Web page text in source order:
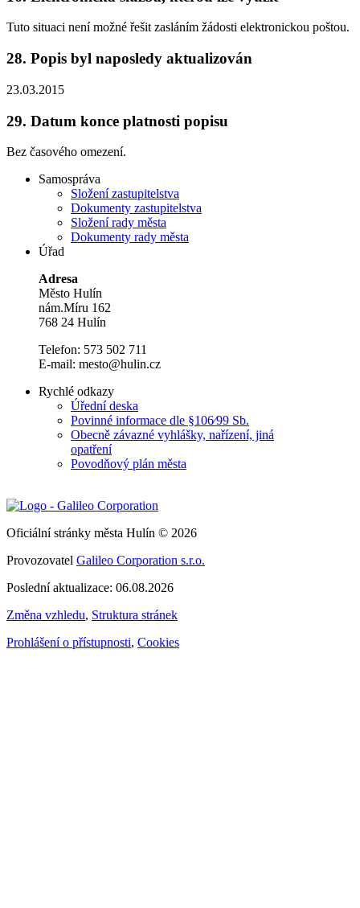
Tuto situaci není možné řešit zasláním žádosti elektronickou poštou.
28. Popis byl naposledy aktualizován
23.03.2015
29. Datum konce platnosti popisu
Bez časového omezení.
Samospráva
Složení zastupitelstva
Dokumenty zastupitelstva
Složení rady města
Dokumenty rady města
Úřad
Adresa
Město Hulín
nám.Míru 162
768 24 Hulín
Telefon: 573 502 711
E-mail: mesto@hulin.cz
Rychlé odkazy
Úřední deska
Povinné informace dle §106⁄99 Sb.
Obecně závazné vyhlášky, nařízení, jiná
opatření
Povodňový plán města
Oficiální stránky města Hulín © 2026
Provozovatel Galileo Corporation s.r.o.
Poslední aktualizace: 06.08.2026
Změna vzhledu, Struktura stránek
Prohlášení o přístupnosti, Cookies